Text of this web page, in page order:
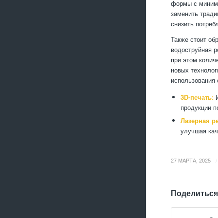
формы с
заменить
снизить
Также стоит
водоструйная
при этом
новых
использования
3D-печать:
продукции
Лазерная
улучшая
27 МАРТА, 2025